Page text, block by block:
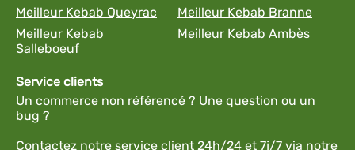
Meilleur Kebab Queyrac
Meilleur Kebab Branne
Meilleur Kebab
Salleboeuf
Meilleur Kebab Ambès
Service clients
Un commerce non référencé ? Une question ou un
bug ?
Contactez notre service client 24h/24 et 7j/7 via notre